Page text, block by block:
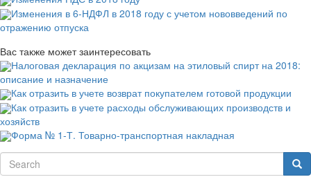
Изменения в 6-НДФЛ в 2018 году с учетом нововведений по
отражению отпуска
Вас также может заинтересовать
Налоговая декларация по акцизам на этиловый спирт на 2018:
описание и назначение
Как отразить в учете возврат покупателем готовой продукции
Как отразить в учете расходы обслуживающих производств и
хозяйств
Форма № 1-Т. Товарно-транспортная накладная
Search